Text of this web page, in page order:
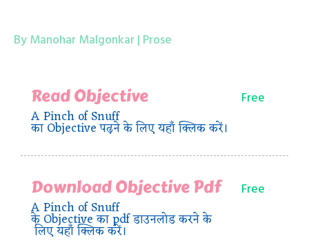
By Manohar Malgonkar | Prose
Read Objective
A Pinch of Snuff
का Objective पढ़ने के लिए यहाँ क्लिक करें।
Free
Download Objective Pdf
A Pinch of Snuff
के Objective का pdf डाउनलोड करने के
लिए यहाँ क्लिक करें।
Free